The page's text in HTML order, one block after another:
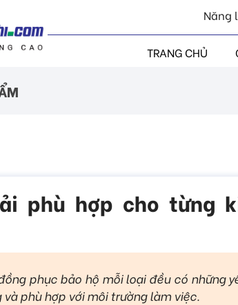
Năng
TRANG CHỦ
phù hợp cho từng
phục bảo hộ mỗi loại đều có những
phù hợp với môi trường làm việc.